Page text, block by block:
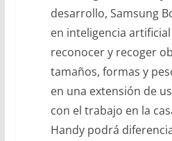
desarrollo, Samsung
en inteligencia
reconocer y recoger
tamaños, formas y
en una extensión de
con el trabajo en la
Handy podrá